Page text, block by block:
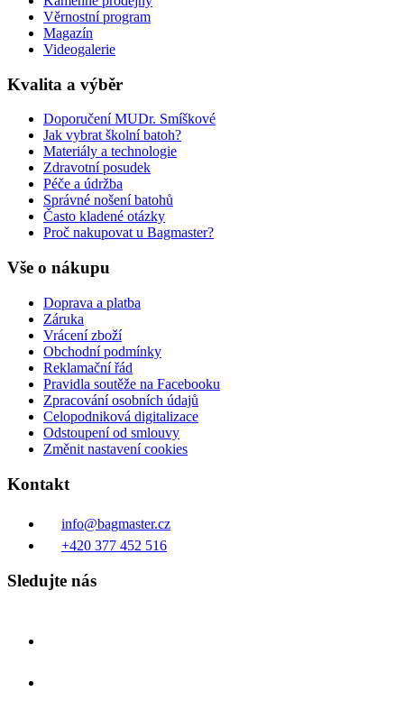
Věrnostní program
Magazín
Videogalerie
Kvalita a výběr
Doporučení MUDr. Smíškové
Jak vybrat školní batoh?
Materiály a technologie
Zdravotní posudek
Péče a údržba
Správné nošení batohů
Často kladené otázky
Proč nakupovat u Bagmaster?
Vše o nákupu
Doprava a platba
Záruka
Vrácení zboží
Obchodní podmínky
Reklamační řád
Pravidla soutěže na Facebooku
Zpracování osobních údajů
Celopodniková digitalizace
Odstoupení od smlouvy
Změnit nastavení cookies
Kontakt
info@bagmaster.cz
+420 377 452 516
Sledujte nás